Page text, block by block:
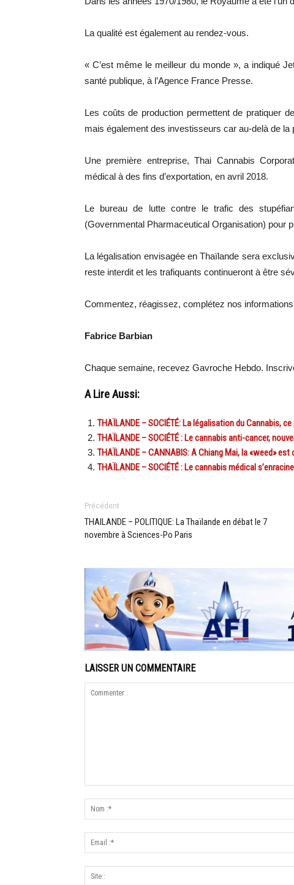
La qualité est également au rendez-vous.
« C’est même le meilleur du monde », a indiqué
santé publique, à l’Agence France Presse.
Les coûts de production permettent de pratiquer
mais également des investisseurs car au-delà de
Une première entreprise, Thai Cannabis
médical à des fins d’exportation, en avril 2018.
Le bureau de lutte contre le trafic des
(Governmental Pharmaceutical Organisation) pour
La légalisation envisagée en Thaïlande sera
reste interdit et les trafiquants continueront à être
Commentez, réagissez, complétez nos
Fabrice Barbian
Chaque semaine, recevez Gavroche Hebdo.
A Lire Aussi:
THAÏLANDE – SOCIÉTÉ: La légalisation du Cannabis,
THAÏLANDE – SOCIÉTÉ : Le cannabis anti-cancer,
THAÏLANDE – CANNABIS: A Chiang Mai, la «weed» est
THAÏLANDE – SOCIÉTÉ : Le cannabis médical
Précédent
THAILANDE – POLITIQUE: La Thaïlande en débat le 7
novembre à Sciences-Po Paris
LAISSER UN COMMENTAIRE